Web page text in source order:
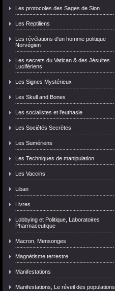
Les protocoles des Sages de Sion
Les Reptiliens
Les révélations d'un homme politique
Norvégien
Les secrets du Vatican & des Jésuites
Lucifériens
Les Signes Mystérieux
Les Skull and Bones
Les socialistes et l'euthasie
Les Sociétés Secrètes
Les Sumériens
Les Techniques de manipulation
Les Vaccins
Liban
Livres
Lobbying et Politique, Laboratoires
Pharmaceutique
Macron, Mensonges
Magnétisme terrestre
Manifestations
Manifestations, Le réveil des populations